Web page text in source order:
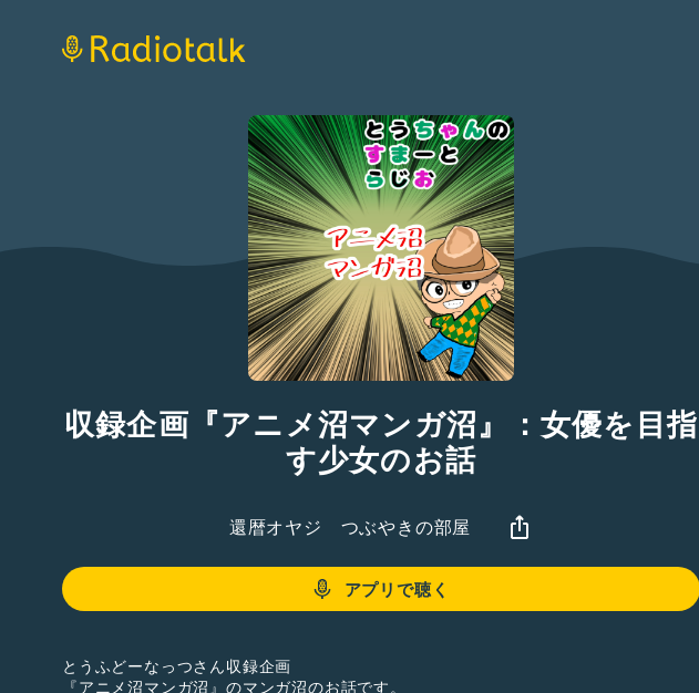
収録企画『アニメ沼マンガ沼』：女優を目指
す少女のお話
還暦オヤジ つぶやきの部屋
アプリで聴く
とうふどーなっつさん収録企画
『アニメ沼マンガ沼』のマンガ沼のお話です。